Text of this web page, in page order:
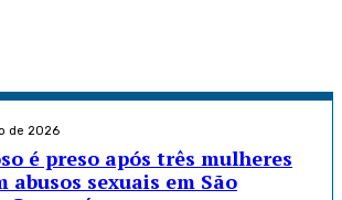
de 2026
é preso após três mulheres
abusos sexuais em São